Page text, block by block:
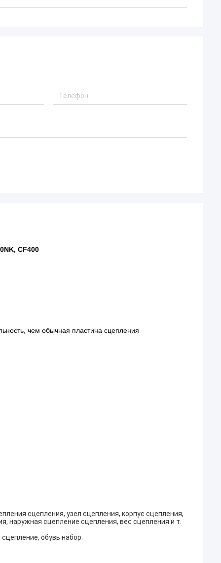
CF400
чем обычная пластина сцепления
сцепления, узел сцепления, корпус сцепления,
наружная сцепление сцепления, вес сцепления и т.
обувь набор.